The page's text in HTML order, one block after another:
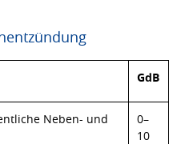
GdB
Neben- und
0–
10